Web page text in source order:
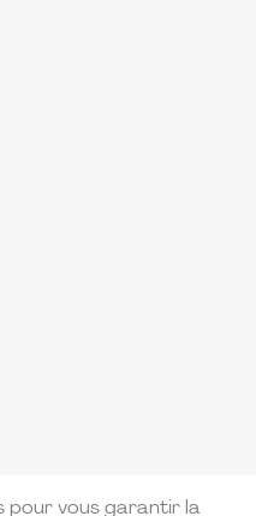
pour vous garantir la